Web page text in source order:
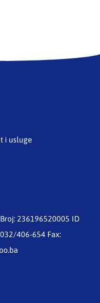
i usluge
236196520005 ID
406-654 Fax: